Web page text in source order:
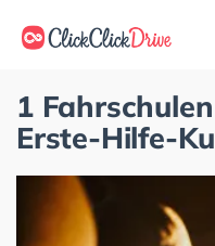
1
Erste-Hilfe-